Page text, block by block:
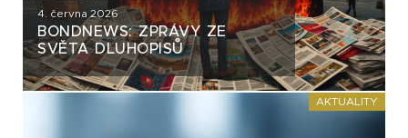
4. června 2026
BONDNEWS: ZPRÁVY ZE
SVĚTA DLUHOPISŮ
AKTUALITY